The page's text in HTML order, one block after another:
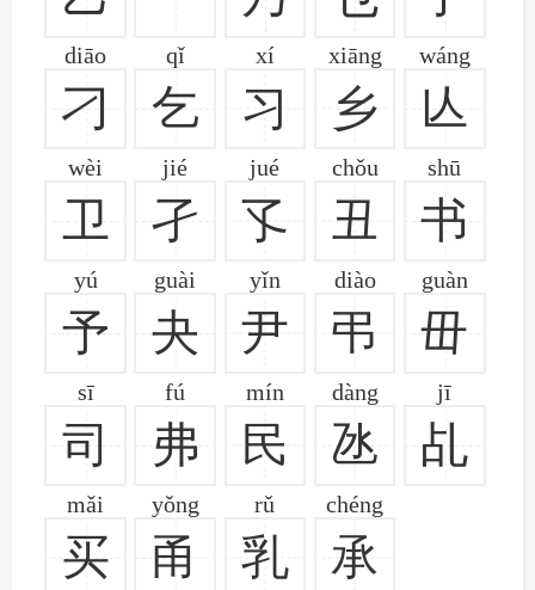
刁
diāo
乞
qǐ
习
xí
乡
xiāng
亾
wáng
卫
wèi
孑
jié
孓
jué
丑
chǒu
书
shū
予
yú
夬
guài
尹
yǐn
弔
diào
毌
guàn
司
sī
弗
fú
民
mín
氹
dàng
乩
jī
买
mǎi
甬
yǒng
乳
rǔ
承
chéng